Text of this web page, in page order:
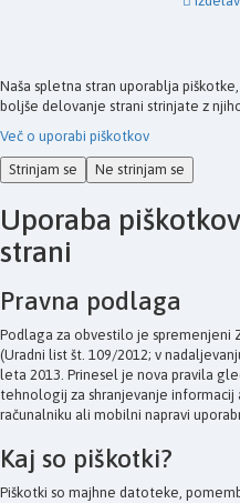
Naša spletna stran uporablja
boljše delovanje strani strinjate z
Več o uporabi piškotkov
Strinjam se
Ne strinjam se
Uporaba
strani
Pravna podlaga
Podlaga za obvestilo je spremenjeni
(Uradni list št. 109/2012; v
leta 2013. Prinesel je nova pravila
tehnologij za shranjevanje informacij
računalniku ali mobilni napravi
Kaj so piškotki?
Piškotki so majhne datoteke,